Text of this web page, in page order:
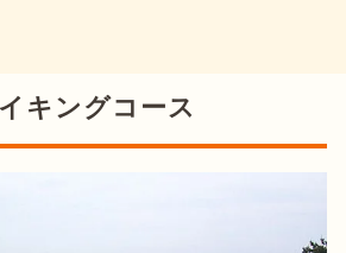
キングコース